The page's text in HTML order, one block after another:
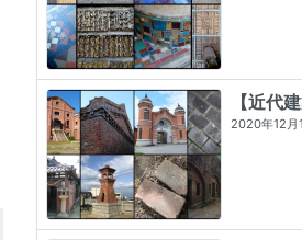
【近代
2020年12月